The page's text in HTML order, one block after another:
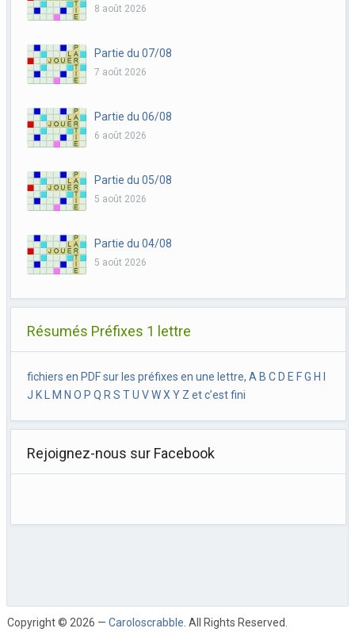
8 août 2026
Partie du 07/08
7 août 2026
Partie du 06/08
6 août 2026
Partie du 05/08
5 août 2026
Partie du 04/08
5 août 2026
Résumés Préfixes 1 lettre
fichiers en PDF sur les préfixes en une lettre, A B C D E F G H I
J K L M N O P Q R S T U V W X Y Z et c’est fini
Rejoignez-nous sur Facebook
Copyright © 2026 — Caroloscrabble . All Rights Reserved.